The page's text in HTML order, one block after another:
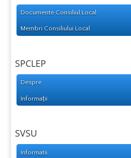
Documente Consiliul Local
Membri Consiliului Local
SPCLEP
Despre
Informații
SVSU
Informatii